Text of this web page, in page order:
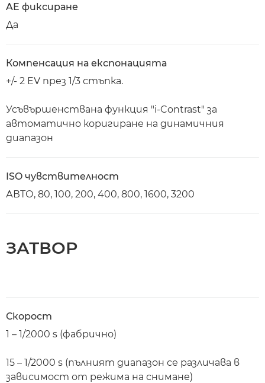
AE фиксиране
Да
Компенсация на експонацията
+/- 2 EV през 1/3 стъпка.
Усъвършенствана функция "i-Contrast" за
автоматично коригиране на динамичния
диапазон
ISO чувствителност
АВТО, 80, 100, 200, 400, 800, 1600, 3200
ЗАТВОР
Скорост
1 – 1/2000 s (фабрично)
15 – 1/2000 s (пълният диапазон се различава в
зависимост от режима на снимане)